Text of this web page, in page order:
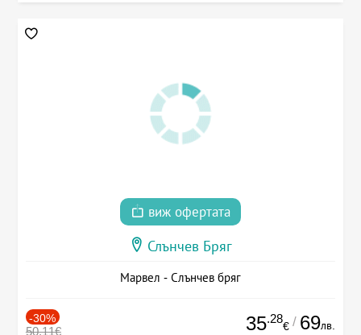
виж офертата
Слънчев Бряг
Марвел - Слънчев бряг
-30%
50.11€ 35.28
€ / 69лв.